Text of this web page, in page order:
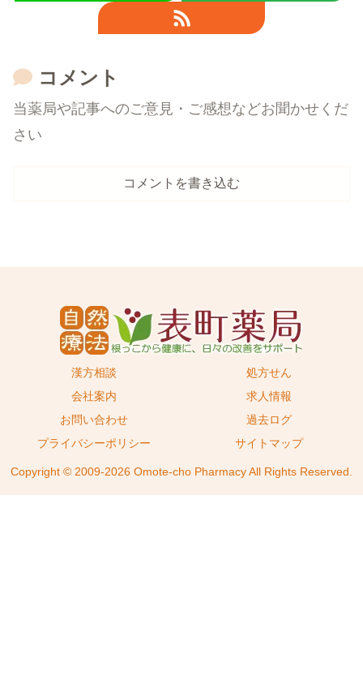
コメント
当薬局や記事へのご意見・ご感想などお聞かせくだ
さい
コメントを書き込む
漢方相談
処方せん
会社案内
求人情報
お問い合わせ
過去ログ
プライバシーポリシー
サイトマップ
Copyright © 2009-2026 Omote-cho Pharmacy All Rights Reserved.